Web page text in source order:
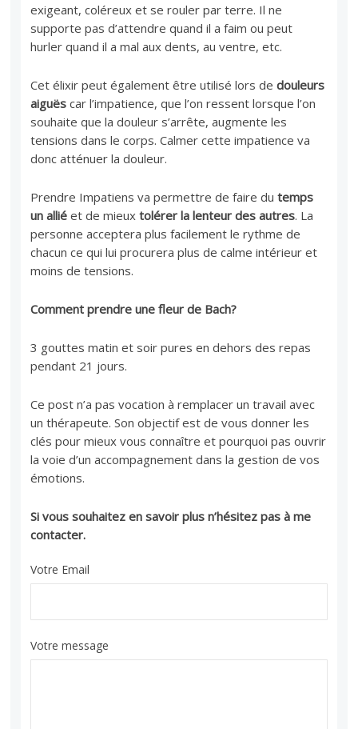
exigeant, coléreux et se rouler par terre. Il ne
supporte pas d’attendre quand il a faim ou peut
hurler quand il a mal aux dents, au ventre, etc.
Cet élixir peut également être utilisé lors dedouleurs
aiguës car l’impatience, que l’on ressent lorsque l’on
souhaite que la douleur s’arrête, augmente les
tensions dans le corps. Calmer cette impatience va
donc atténuer la douleur.
Prendre Impatiens va permettre de faire dutemps
un allié et de mieuxtolérer la lenteur des autres. La
personne acceptera plus facilement le rythme de
chacun ce qui lui procurera plus de calme intérieur et
moins de tensions.
Comment prendre une fleur de Bach?
3 gouttes matin et soir pures en dehors des repas
pendant 21 jours.
Ce post n’a pas vocation à remplacer un travail avec
un thérapeute. Son objectif est de vous donner les
clés pour mieux vous connaître et pourquoi pas ouvrir
la voie d’un accompagnement dans la gestion de vos
émotions.
Si vous souhaitez en savoir plus n’hésitez pas à me
contacter.
Votre Email
Votre message